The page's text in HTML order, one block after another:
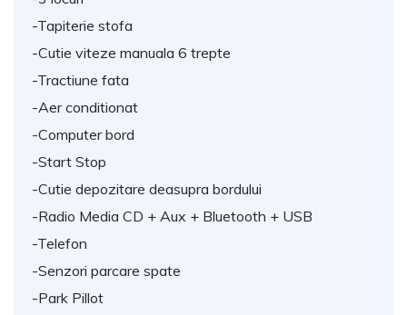
-Tapiterie stofa
-Cutie viteze manuala 6 trepte
-Tractiune fata
-Aer conditionat
-Computer bord
-Start Stop
-Cutie depozitare deasupra bordului
-Radio Media CD + Aux + Bluetooth + USB
-Telefon
-Senzori parcare spate
-Park Pillot